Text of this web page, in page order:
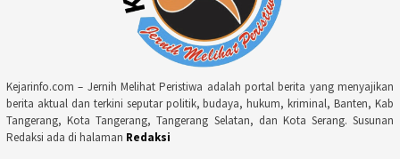
Kejarinfo.com – Jernih Melihat Peristiwa adalah portal berita yang menyajikan
berita aktual dan terkini seputar politik, budaya, hukum, kriminal, Banten, Kab
Tangerang, Kota Tangerang, Tangerang Selatan, dan Kota Serang. Susunan
Redaksi ada di halaman Redaksi